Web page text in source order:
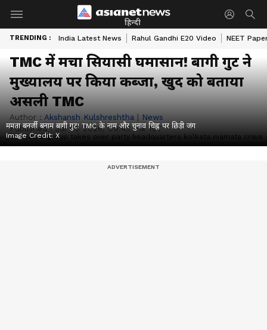
हिन्दी
TRENDING : India Latest News Rahul Gandhi E20 Video NEET
TMC में मचा सियासी घमासान! बागी गुट ने
मुख्यालय पर किया कब्जा, खुद को बताया
असली TMC
Author : Akshansh Kulshreshtha | News
Published : Jul 03 2026, 09:43 PM IST
ममता बनर्जी बनाम बागी गुट! TMC के नाम और चुनाव चिह्न पर छिड़ी जंग
Image Credit:X